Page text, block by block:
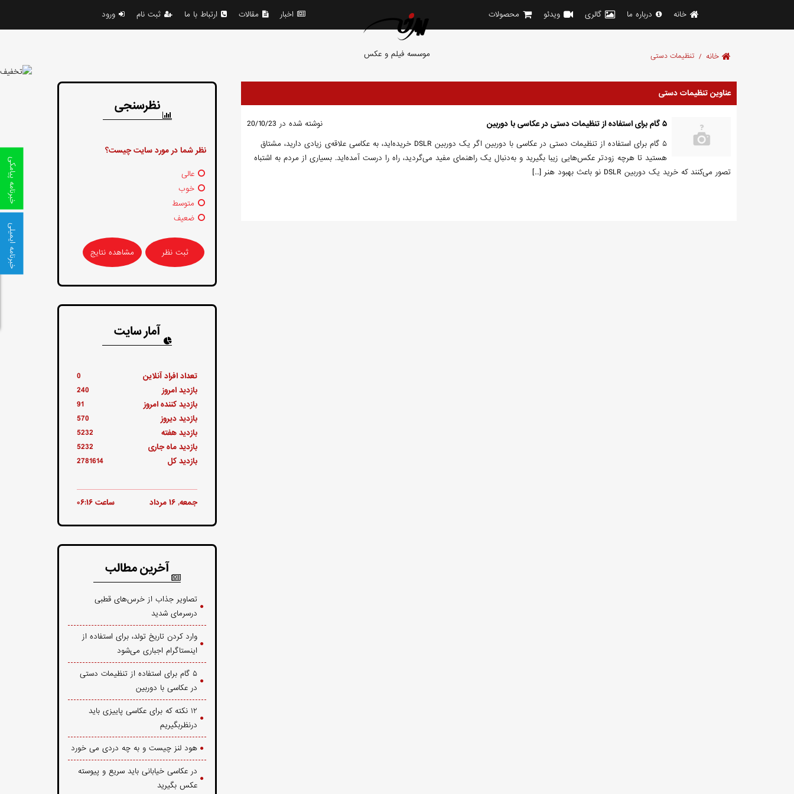
موسسه فیلم و عکس
خانه درباره ما گالری ویدئو محصولات اخبار مقالات ارتباط با ما ثبت نام ورود
خانه تنظیمات دستی
عناوین تنظیمات دستی
۵ گام برای استفاده از تنظیمات دستی در عکاسی با دوربین
۵ گام برای استفاده از تنظیمات دستی در عکاسی با دوربین اگر یک دوربین DSLR خریده‌اید، به عکاسی علاقه‌ی زیادی دارید، مشتاق
هستید تا هرچه زودتر عکس‌هایی زیبا بگیرید و به‌دنبال یک راهنمای مفید می‌گردید، راه را درست آمده‌اید. بسیاری از مردم به اشتباه
تصور می‌کنند که خرید یک دوربین DSLR نو باعث بهبود هنر […]
نوشته شده در 20/10/23
نظرسنجی
نظر شما در مورد سایت چیست؟
عالی
خوب
متوسط
ضعیف
مشاهده نتایج
آمار سایت
تعداد افراد آنلاین
0
بازدید امروز
240
بازدید کننده امروز
91
بازدید دیروز
570
بازدید هفته
5232
بازدید ماه جاری
5232
بازدید کل
2781614
جمعه, ۱۶ مرداد ساعت ۰۶:۱۶
آخرین مطالب
تصاویر جذاب از خرس‌های قطبی
درسرمای شدید
وارد کردن تاریخ تولد، برای استفاده از
اینستاگرام اجباری می‌شود
۵ گام برای استفاده از تنظیمات دستی
در عکاسی با دوربین
۱۲ نکته که برای عکاسی پاییزی باید
درنظربگیریم
هود لنز چیست و به چه دردی می خورد
در عکاسی خیابانی باید سریع و پیوسته
عکس بگیرید
خبرنامه پیامکی
خبرنامه ایمیلی